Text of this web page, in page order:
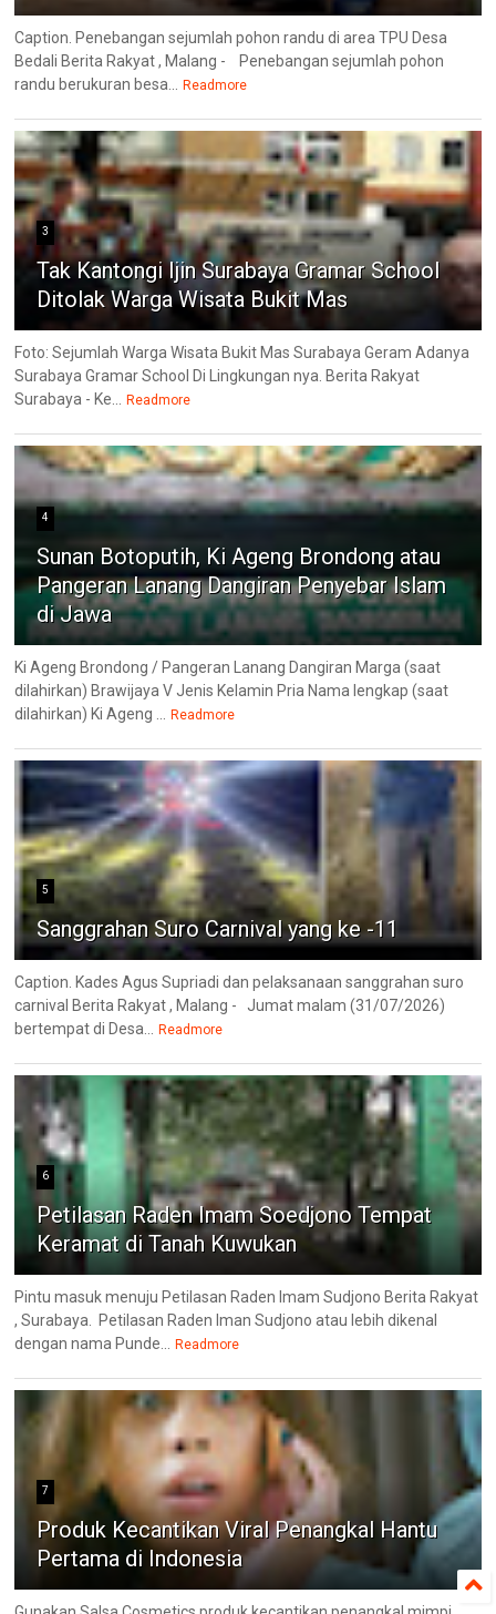
Caption. Penebangan sejumlah pohon randu di area TPU Desa
Bedali Berita Rakyat , Malang - Penebangan sejumlah pohon
randu berukuran besa... Readmore
3
Tak Kantongi Ijin Surabaya Gramar School
Ditolak Warga Wisata Bukit Mas
Foto: Sejumlah Warga Wisata Bukit Mas Surabaya Geram Adanya
Surabaya Gramar School Di Lingkungan nya. Berita Rakyat
Surabaya - Ke... Readmore
4
Sunan Botoputih, Ki Ageng Brondong atau
Pangeran Lanang Dangiran Penyebar Islam
di Jawa
Ki Ageng Brondong / Pangeran Lanang Dangiran Marga (saat
dilahirkan) Brawijaya V Jenis Kelamin Pria Nama lengkap (saat
dilahirkan) Ki Ageng ... Readmore
5
Sanggrahan Suro Carnival yang ke -11
Caption. Kades Agus Supriadi dan pelaksanaan sanggrahan suro
carnival Berita Rakyat , Malang - Jumat malam (31/07/2026)
bertempat di Desa... Readmore
6
Petilasan Raden Imam Soedjono Tempat
Keramat di Tanah Kuwukan
Pintu masuk menuju Petilasan Raden Imam Sudjono Berita Rakyat
, Surabaya. Petilasan Raden Iman Sudjono atau lebih dikenal
dengan nama Punde... Readmore
7
Produk Kecantikan Viral Penangkal Hantu
Pertama di Indonesia